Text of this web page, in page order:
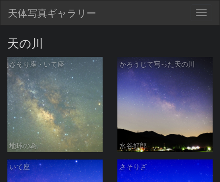
天体写真ギャラリー
天の川
さそり座・いて座
地球の為
かろうじて写った天の川
水谷好郎
いて座 さそりざ